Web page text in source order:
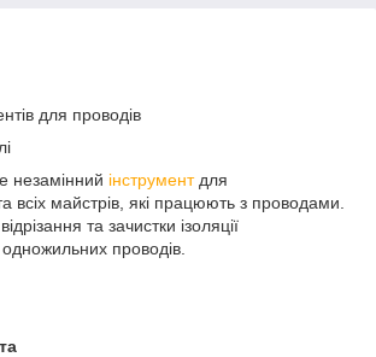
незамінний інструментдля
всіх майстрів, які працюють з проводами.
та зачистки ізоляції
проводів.